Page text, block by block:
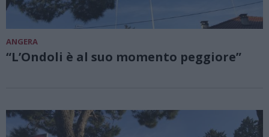
ANGERA
“L’Ondoli è al suo momento peggiore”